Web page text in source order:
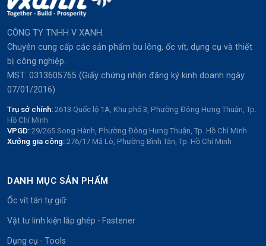
CÔNG TY TNHH V XANH.
Chuyên cung cấp các sản phẩm bu lông, ốc vít, dụng cụ và thiết
bị công nghiệp.
MST: 0313605765 (Giấy chứng nhận đăng ký kinh doanh ngày
07/01/2016).
Trụ sở chính: 2613 Quốc lộ 1A, Khu phố 3, Phường Đông Hưng Thuận, Tp.
Hồ Chí Minh
VPGD: 29/265 Song Hành, Phường Đông Hưng Thuận, Tp. Hồ Chí Minh
Xưởng gia công: 276/17 Mã Lò, Phường Bình Tân, Tp. Hồ Chí Minh
DANH MỤC SẢN PHẨM
Ốc vít tán tự giữ
Vật tư linh kiện lắp ghép - Fastener
Dụng cụ - Tools